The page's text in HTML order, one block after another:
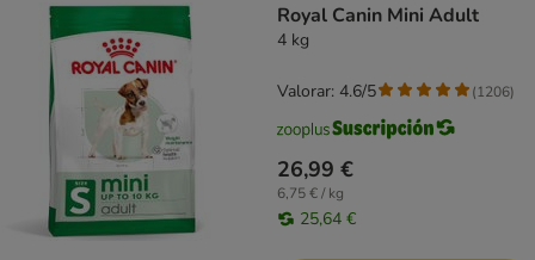
Royal Canin Mini Adult
4 kg
26,99 €
6,75 € / kg
25,64 €
Valorar: 4.6/5 (1206)